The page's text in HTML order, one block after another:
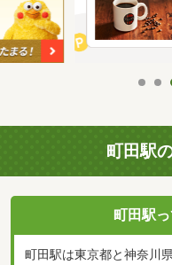
町田駅
町田駅
町田駅は東京都と神奈川